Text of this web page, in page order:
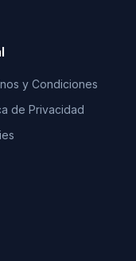
y Condiciones
de Privacidad